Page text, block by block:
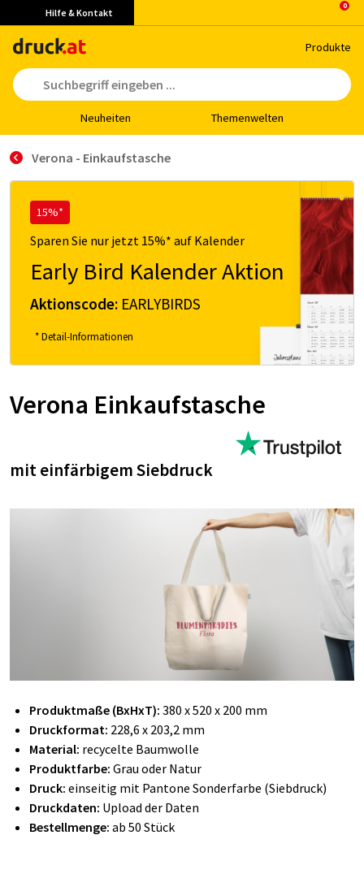
Hilfe & Kontakt
Pro­duk­te
Neu­hei­ten The­men­wel­ten
Verona - Einkaufstasche
15%*
Sparen Sie nur jetzt 15%* auf Kalender
Early Bird Kalender Aktion
Aktionscode: EARLYBIRDS
* Detail-Informationen
Verona Einkaufstasche
mit einfärbigem Siebdruck
Produktmaße (BxHxT): 380 x 520 x 200 mm
Druckformat: 228,6 x 203,2 mm
Material: recycelte Baumwolle
Produktfarbe: Grau oder Natur
Druck: einseitig mit Pantone Sonderfarbe (Siebdruck)
Druckdaten: Upload der Daten
Bestellmenge: ab 50 Stück